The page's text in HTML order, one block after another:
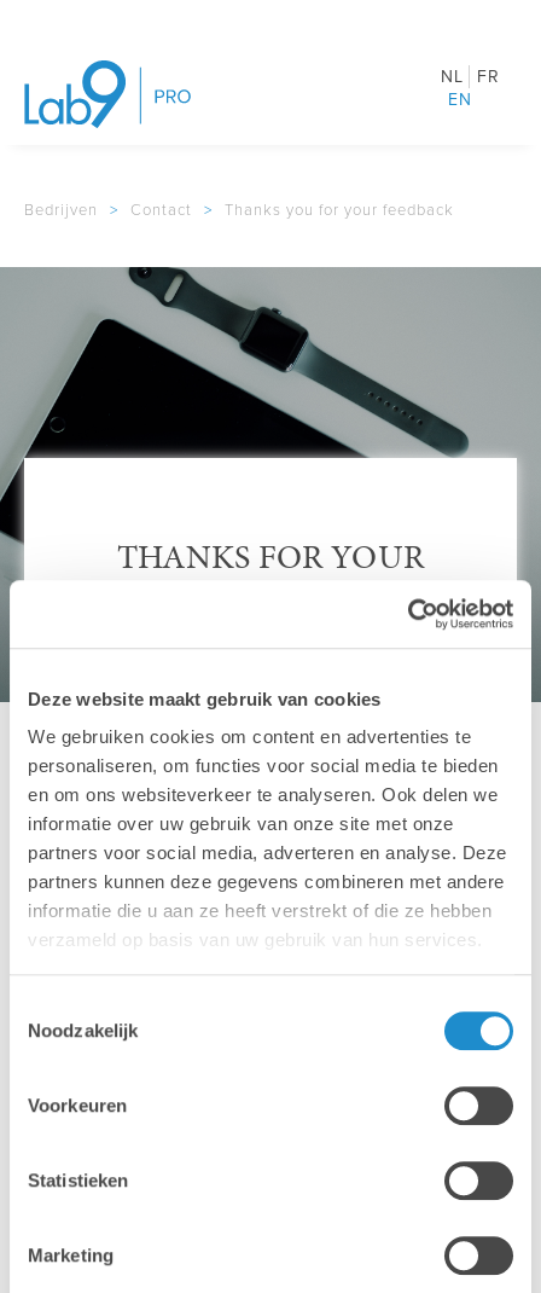
Deze website maakt gebruik van cookies
We gebruiken cookies om content en advertenties te
personaliseren, om functies voor social media te bieden
en om ons websiteverkeer te analyseren. Ook delen we
informatie over uw gebruik van onze site met onze
partners voor social media, adverteren en analyse. Deze
partners kunnen deze gegevens combineren met andere
informatie die u aan ze heeft verstrekt of die ze hebben
verzameld op basis van uw gebruik van hun services.
Noodzakelijk
Voorkeuren
Statistieken
Marketing
NL
FR
EN
Bedrijven > Contact > Thanks you for your feedback
THANKS FOR YOUR
Academy. We will use your evaluation to
We hope to welcome you back in the future for
a new training at Lab9 Academy.